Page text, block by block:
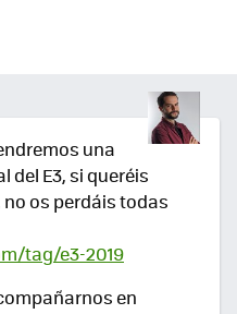
una
del E3, si queréis
os perdáis todas
tag/e3-2019
en